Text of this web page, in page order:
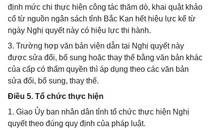
định mức chi thực hiện công tác thăm dò, khai quật khảo
cổ từ nguồn ngân sách tỉnh Bắc Kạn hết hiệu lực kể từ
ngày Nghị quyết này có hiệu lực thi hành.
3. Trường hợp văn bản viện dẫn tại Nghị quyết này
được sửa đổi, bổ sung hoặc thay thế bằng văn bản khác
của cấp có thẩm quyền thì áp dụng theo các văn bản
sửa đổi, bổ sung, thay thế.
Điều 5. Tổ chức thực hiện
1. Giao Ủy ban nhân dân tỉnh tổ chức thực hiện Nghị
quyết theo đúng quy định của pháp luật.